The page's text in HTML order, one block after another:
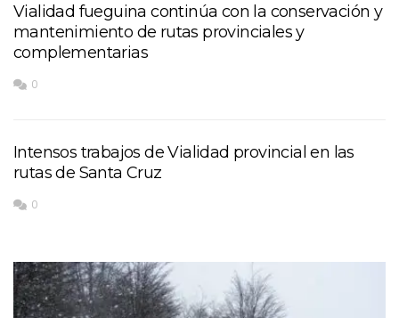
Vialidad fueguina continúa con la conservación y
mantenimiento de rutas provinciales y
complementarias
0
Intensos trabajos de Vialidad provincial en las
rutas de Santa Cruz
0